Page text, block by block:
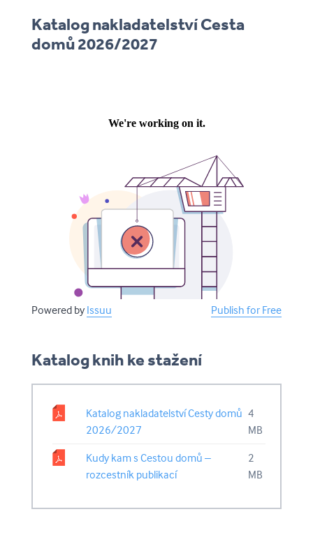
Katalog nakladatelství Cesta
domů 2026/2027
domu-2026-27
Powered by Issuu Publish for Free
Katalog knih ke stažení
Katalog nakladatelství Cesty domů
2026/2027
4
MB
Kudy kam s Cestou domů –
rozcestník publikací
2
MB